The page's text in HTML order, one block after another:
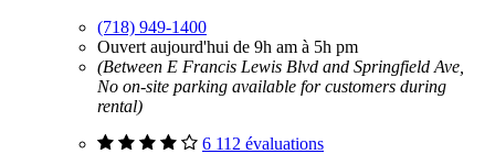
(718) 949-1400
Ouvert aujourd'hui de 9h am à 5h pm
(Between E Francis Lewis Blvd and Springfield Ave,
No on-site parking available for customers during
rental)
6 112 évaluations